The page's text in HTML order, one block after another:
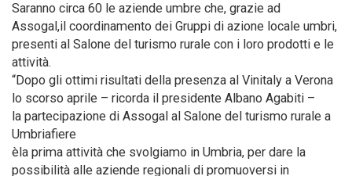
Saranno circa 60 le aziende umbre che, grazie ad
Assogal,il coordinamento dei Gruppi di azione locale umbri,
presenti al Salone del turismo rurale con i loro prodotti e le
attività.
“Dopo gli ottimi risultati della presenza al Vinitaly a Verona
lo scorso aprile – ricorda il presidente Albano Agabiti –
la partecipazione di Assogal al Salone del turismo rurale a
Umbriafiere
èla prima attività che svolgiamo in Umbria, per dare la
possibilità alle aziende regionali di promuoversi in